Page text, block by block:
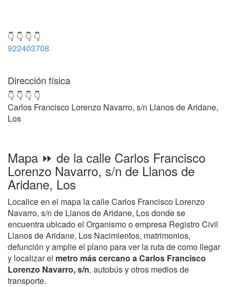
👇 👇 👇 👇
922403708
Dirección física
👇 👇 👇 👇
Carlos Francisco Lorenzo Navarro, s/n Llanos de Aridane,
Los
Mapa ⏩ de la calle Carlos Francisco
Lorenzo Navarro, s/n de Llanos de
Aridane, Los
Localice en el mapa la calle Carlos Francisco Lorenzo
Navarro, s/n de Llanos de Aridane, Los donde se
encuentra ubicado el Organismo o empresa Registro Civil
Llanos de Aridane, Los Nacimientos, matrimonios,
defunción y amplie el plano para ver la ruta de como llegar
y localizar el metro más cercano a Carlos Francisco
Lorenzo Navarro, s/n, autobús y otros medios de
transporte.